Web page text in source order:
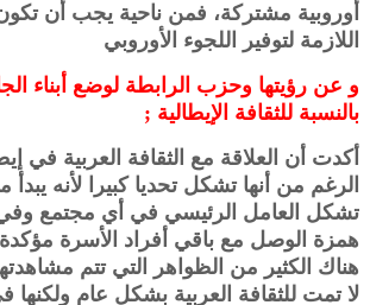
أوروبية مشتركة، فمن ناحية يجب أن تكون
اللازمة لتوفير اللجوء الأوروبي
و عن رؤيتها وحزب الرابطة لوضع أبناء
بالنسبة للثقافة الإيطالية ;
أكدت أن العلاقة مع الثقافة العربية في
الرغم من أنها تشكل تحديا كبيرا لأنه يبدأ
تشكل العامل الرئيسي في أي مجتمع وفي
همزة الوصل مع باقي أفراد الأسرة مؤكدة
هناك الكثير من الظواهر التي تتم
لا تمت للثقافة العربية بشكل عام ولكنها